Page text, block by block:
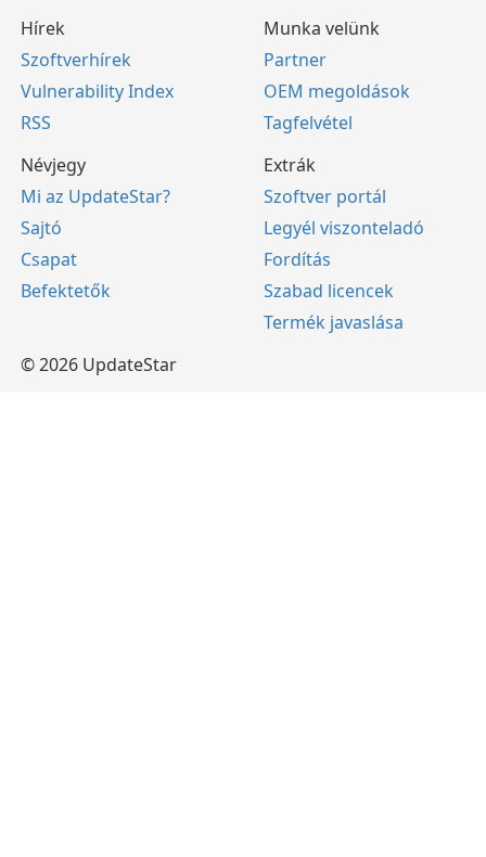
Hírek
Szoftverhírek
Vulnerability Index
RSS
Munka velünk
Partner
OEM megoldások
Tagfelvétel
Névjegy
Mi az UpdateStar?
Sajtó
Csapat
Befektetők
Extrák
Szoftver portál
Legyél viszonteladó
Fordítás
Szabad licencek
Termék javaslása
© 2026 UpdateStar